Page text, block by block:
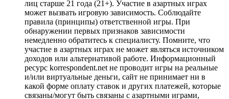
лиц старше 21 года (21+). Участие в азартных играх
может вызвать игровую зависимость. Соблюдайте
правила (принципы) ответственной игры. При
обнаружении первых признаков зависимости
немедленно обратитесь к специалисту. Помните, что
участие в азартных играх не может являться источником
доходов или альтернативой работе. Информационный
ресурс korrespondent.net не проводит игры на реальные
и/или виртуальные деньги, сайт не принимает ни в
какой форме оплату ставок и других платежей, которые
связаны/могут быть связаны с азартными играми,